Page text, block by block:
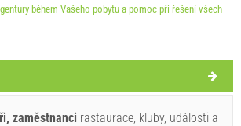
Podmínky dodavatele
a čekat na potvrzení
během Vašeho pobytu a pomoc při řešení všech
zaměstnanci rastaurace, kluby, události a